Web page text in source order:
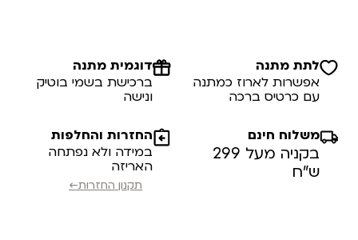
לתת מתנה
אפשרות לארוז כמתנה
עם כרטיס ברכה
דוגמית מתנה
ברכישת בשמי בוטיק
ונישה
משלוח חינם
בקניה מעל 299
ש”ח
החזרות והחלפות
במידה ולא נפתחה
האריזה
תקנון החזרות←